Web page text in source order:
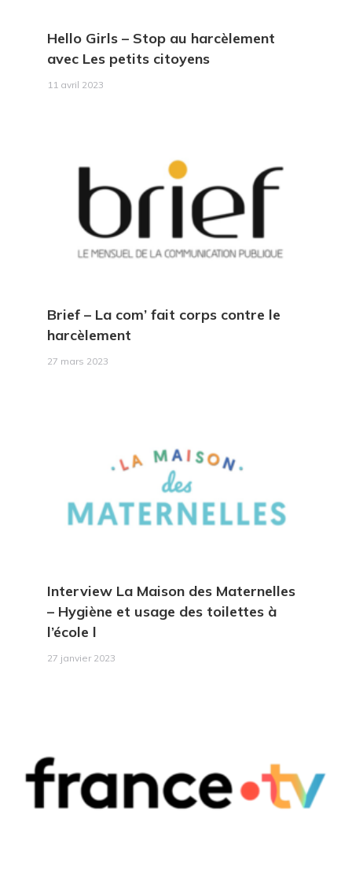
Hello Girls – Stop au harcèlement
avec Les petits citoyens
11 avril 2023
Brief – La com’ fait corps contre le
harcèlement
27 mars 2023
Interview La Maison des Maternelles
– Hygiène et usage des toilettes à
l’école l
27 janvier 2023